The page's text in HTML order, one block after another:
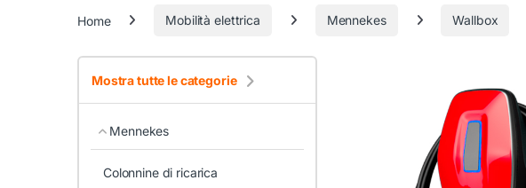
Home Mobilità elettrica Mennekes Wallbox
Mostra tutte le categorie
Mennekes
Colonnine di ricarica